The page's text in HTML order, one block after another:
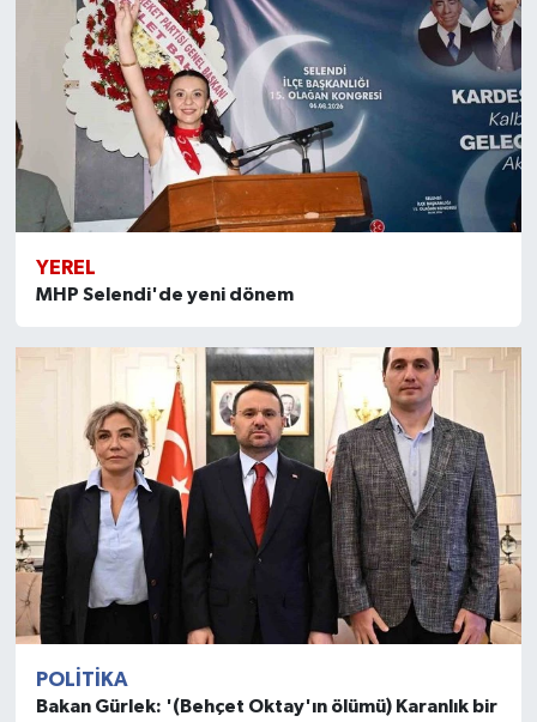
YEREL
MHP Selendi'de yeni dönem
POLITIKA
Bakan Gürlek: '(Behçet Oktay'ın ölümü) Karanlık bir